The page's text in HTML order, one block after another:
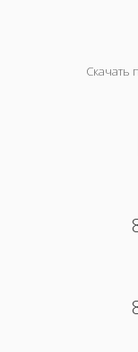
Скачать